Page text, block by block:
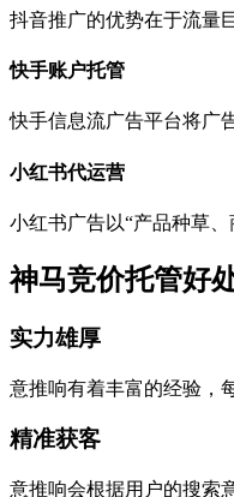
抖音推广的优势在于流量
快手账户托管
快手信息流广告平台将广
小红书代运营
小红书广告以“产品种草
神马竞价托管好
实力雄厚
意推响有着丰富的经验，
精准获客
意推响会根据用户的搜索